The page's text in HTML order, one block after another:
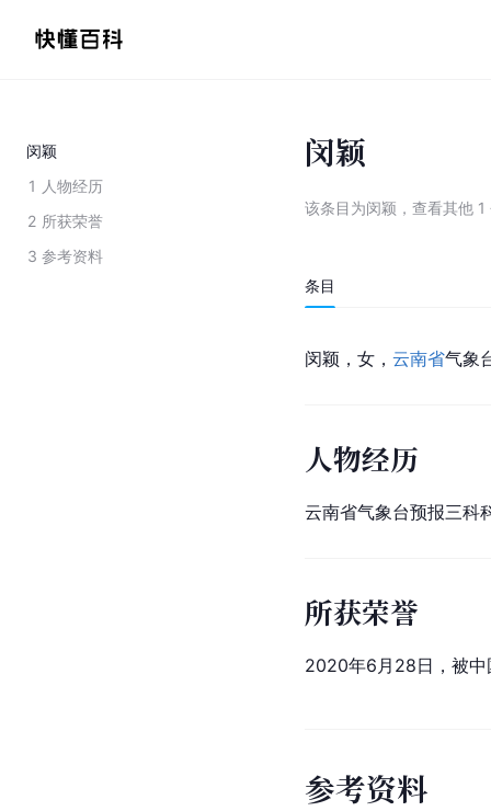
闵颖
1 人物经历
2 所获荣誉
3 参考资料
闵颖
该条目为闵颖 ， 查看其他 1
条目
闵颖，女， 云南省气象
人物经历
云南省气象台预报三科
所获荣誉
2020年6月28日，被中
参考资料